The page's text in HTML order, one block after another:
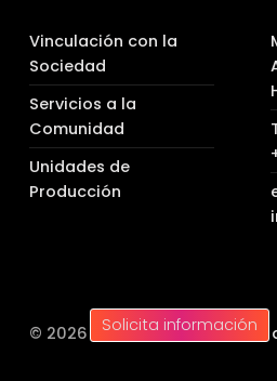
Vinculación con la
Sociedad
Servicios a la
Comunidad
Unidades de
Producción
© 2026 | Universidad Católica
Solicita información